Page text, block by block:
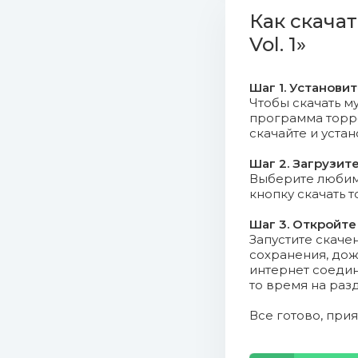
06.
08. Burak
10. Burak
11.
12.
(8.68 Mb)
13.
14.
Как
Vol. 1»
Шаг 1.
Чтобы скачать
программа
скачайте и
Шаг 2.
Выберите
кнопку скачать
Шаг 3.
Запустите
сохранения,
интернет
то время на
Все готово,